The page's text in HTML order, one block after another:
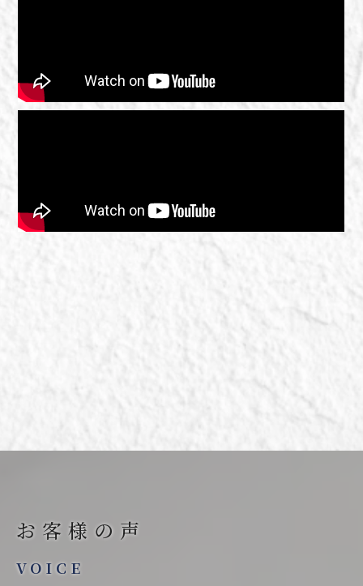
お客様の声
VOICE